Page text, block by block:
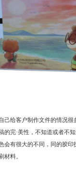
己给客户制作文件的情况
完·美性，不知道或者不
有很大的不同，同的胶
料。